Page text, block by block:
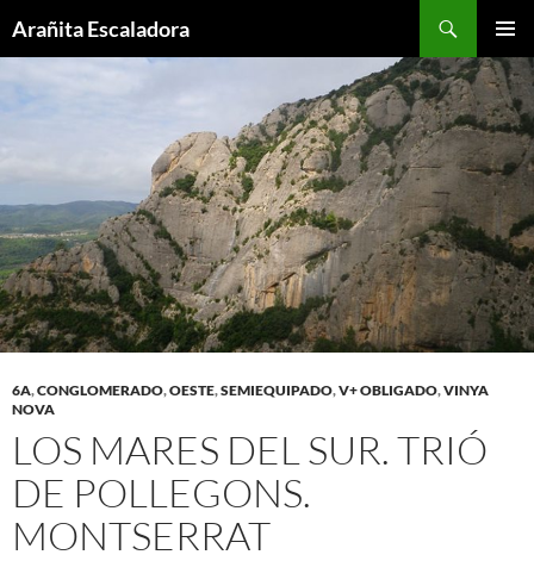
toArañita Escaladora
MENU
6A,CONGLOMERADO,OESTE,SEMIEQUIPADO,V+ OBLIGADO,VINYA
NOVA
LOS MARES DEL SUR. TRIÓ
DE POLLEGONS.
MONTSERRAT